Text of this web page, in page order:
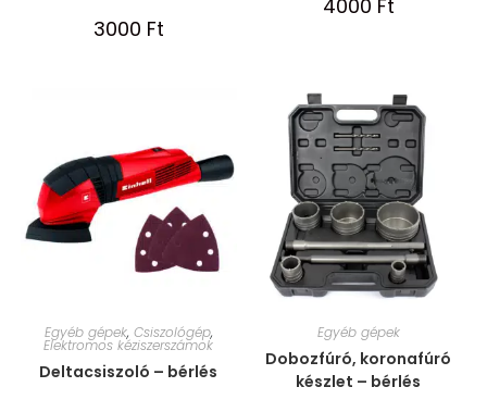
3000 Ft
4000 Ft
Egyéb gépek, Csiszológép,
Elektromos kéziszerszámok
Deltacsiszoló – bérlés
Egyéb gépek
Dobozfúró, koronafúró
készlet – bérlés